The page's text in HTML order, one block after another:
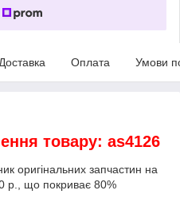
Доставка Оплата Умови
товару: as4126
оригінальних запчастин на
р., що покриває 80%